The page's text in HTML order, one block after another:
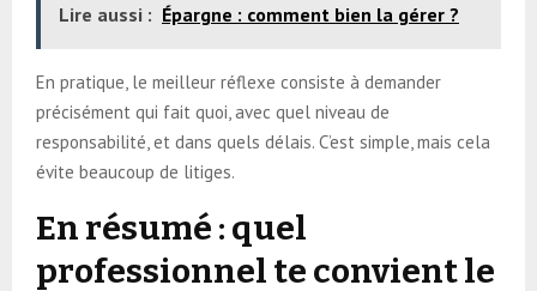
Lire aussi : Épargne : comment bien la gérer ?
En pratique, le meilleur réflexe consiste à demander
précisément qui fait quoi, avec quel niveau de
responsabilité, et dans quels délais. C’est simple, mais cela
évite beaucoup de litiges.
En résumé : quel
professionnel te convient le